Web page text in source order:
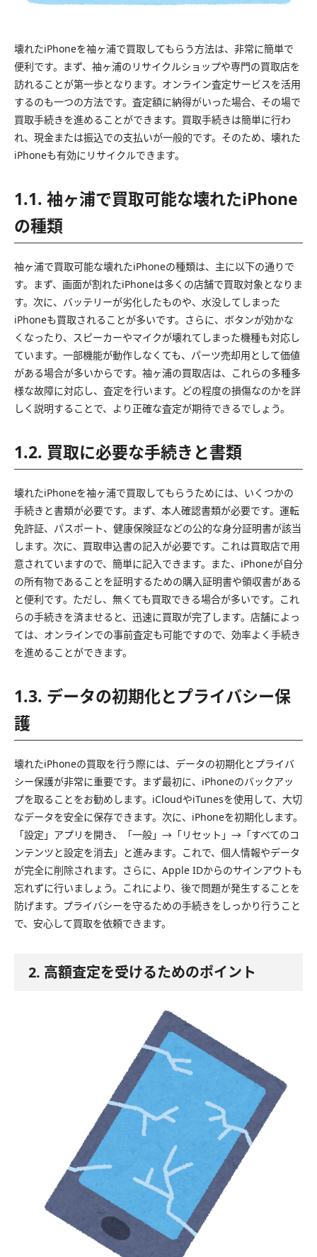
壊れたiPhoneを袖ヶ浦で買取してもらう方法は、非常に簡単で
便利です。まず、袖ヶ浦のリサイクルショップや専門の買取店を
訪れることが第一歩となります。オンライン査定サービスを活用
するのも一つの方法です。査定額に納得がいった場合、その場で
買取手続きを進めることができます。買取手続きは簡単に行わ
れ、現金または振込での支払いが一般的です。そのため、壊れた
iPhoneも有効にリサイクルできます。
1.1. 袖ヶ浦で買取可能な壊れたiPhone
の種類
袖ヶ浦で買取可能な壊れたiPhoneの種類は、主に以下の通りで
す。まず、画面が割れたiPhoneは多くの店舗で買取対象となりま
す。次に、バッテリーが劣化したものや、水没してしまった
iPhoneも買取されることが多いです。さらに、ボタンが効かな
くなったり、スピーカーやマイクが壊れてしまった機種も対応し
ています。一部機能が動作しなくても、パーツ売却用として価値
がある場合が多いからです。袖ヶ浦の買取店は、これらの多種多
様な故障に対応し、査定を行います。どの程度の損傷なのかを詳
しく説明することで、より正確な査定が期待できるでしょう。
1.2. 買取に必要な手続きと書類
壊れたiPhoneを袖ヶ浦で買取してもらうためには、いくつかの
手続きと書類が必要です。まず、本人確認書類が必要です。運転
免許証、パスポート、健康保険証などの公的な身分証明書が該当
します。次に、買取申込書の記入が必要です。これは買取店で用
意されていますので、簡単に記入できます。また、iPhoneが自分
の所有物であることを証明するための購入証明書や領収書がある
と便利です。ただし、無くても買取できる場合が多いです。これ
らの手続きを済ませると、迅速に買取が完了します。店舗によっ
ては、オンラインでの事前査定も可能ですので、効率よく手続き
を進めることができます。
1.3. データの初期化とプライバシー保
護
壊れたiPhoneの買取を行う際には、データの初期化とプライバ
シー保護が非常に重要です。まず最初に、iPhoneのバックアッ
プを取ることをお勧めします。iCloudやiTunesを使用して、大切
なデータを安全に保存できます。次に、iPhoneを初期化します。
「設定」アプリを開き、「一般」→「リセット」→「すべてのコ
ンテンツと設定を消去」と進みます。これで、個人情報やデータ
が完全に削除されます。さらに、Apple IDからのサインアウトも
忘れずに行いましょう。これにより、後で問題が発生することを
防げます。プライバシーを守るための手続きをしっかり行うこと
で、安心して買取を依頼できます。
2. 高額査定を受けるためのポイント